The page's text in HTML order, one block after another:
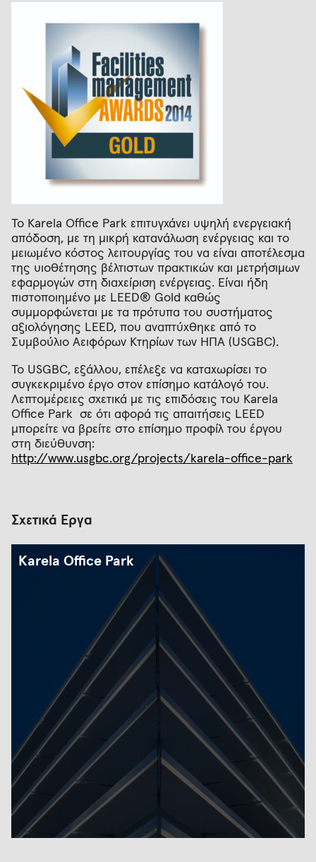
Το Karela Office Park επιτυγχάνει υψηλή ενεργειακή
απόδοση, με τη μικρή κατανάλωση ενέργειας και το
μειωμένο κόστος λειτουργίας του να είναι αποτέλεσμα
της υιοθέτησης βέλτιστων πρακτικών και μετρήσιμων
εφαρμογών στη διαχείριση ενέργειας. Είναι ήδη
πιστοποιημένο με LEED® Gold καθώς
συμμορφώνεται με τα πρότυπα του συστήματος
αξιολόγησης LEED, που αναπτύχθηκε από το
Συμβούλιο Αειφόρων Κτηρίων των ΗΠΑ (USGBC).
Το USGBC, εξάλλου, επέλεξε να καταχωρίσει το
συγκεκριμένο έργο στον επίσημο κατάλογό του.
Λεπτομέρειες σχετικά με τις επιδόσεις του Karela
Office Park σε ότι αφορά τις απαιτήσεις LEED
μπορείτε να βρείτε στο επίσημο προφίλ του έργου
στη διεύθυνση:
http://www.usgbc.org/projects/karela-office-park
Σχετικά Έργα
Karela Office Park